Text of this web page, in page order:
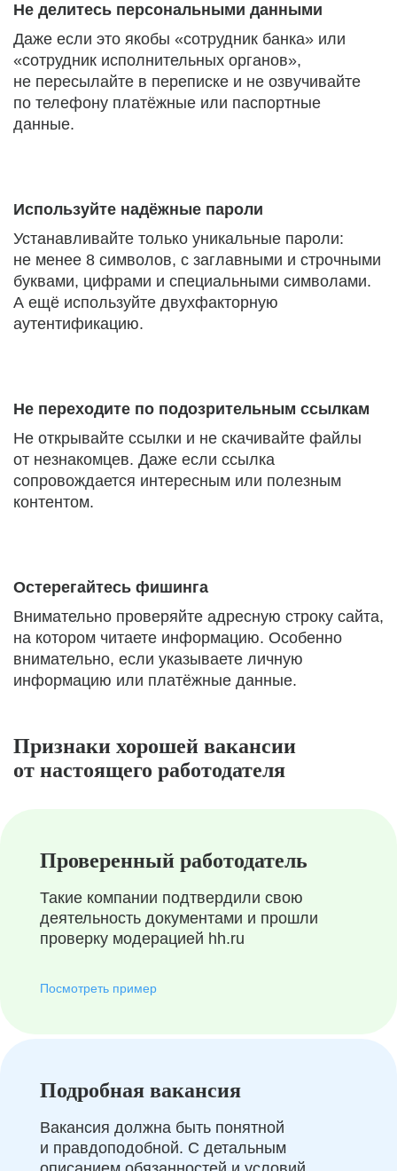
Не делитесь персональными данными
Даже если это якобы «сотрудник банка» или
«сотрудник исполнительных органов»,
не пересылайте в переписке и не озвучивайте
по телефону платёжные или паспортные
данные.
Используйте надёжные пароли
Устанавливайте только уникальные пароли:
не менее 8 символов, с заглавными и строчными
буквами, цифрами и специальными символами.
А ещё используйте двухфакторную
аутентификацию.
Не переходите по подозрительным ссылкам
Не открывайте ссылки и не скачивайте файлы
от незнакомцев. Даже если ссылка
сопровождается интересным или полезным
контентом.
Остерегайтесь фишинга
Внимательно проверяйте адресную строку сайта,
на котором читаете информацию. Особенно
внимательно, если указываете личную
информацию или платёжные данные.
Признаки хорошей вакансии
от настоящего работодателя
Проверенный работодатель
Такие компании подтвердили свою
деятельность документами и прошли
проверку модерацией hh.ru
Посмотреть пример
Подробная вакансия
Вакансия должна быть понятной
и правдоподобной. С детальным